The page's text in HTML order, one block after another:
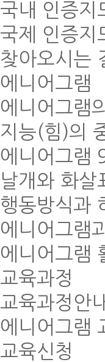
국내 인증지
국제 인증지
찾아오시는
에니어그램
에니어그램
지능(힘)의
에니어그램
날개와 화살
행동방식과
에니어그램
에니어그램
교육과정
교육과정안
에니어그램
교육신청